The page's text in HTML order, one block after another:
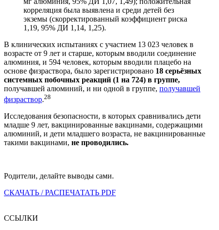
корреляция была выявлена и среди детей без
экземы (скорректированный коэффициент риска
1,19, 95% ДИ 1,14, 1,25).
В клинических испытаниях с участием 13 023 человек в
возрасте от 9 лет и старше, которым вводили соединение
алюминия, и 594 человек, которым вводили плацебо на
основе физраствора, было зарегистрировано 18 серьёзных
системных побочных реакций (1 на 724) в группе,
получавшей алюминий, и ни одной в группе, получавшей
физраствор.28
Исследования безопасности, в которых сравнивались дети
младше 9 лет, вакцинированные вакцинами, содержащими
алюминий, и дети младшего возраста, не вакцинированные
такими вакцинами, не проводились.
Родители, делайте выводы сами.
СКАЧАТЬ / РАСПЕЧАТАТЬ PDF
ССЫЛКИ